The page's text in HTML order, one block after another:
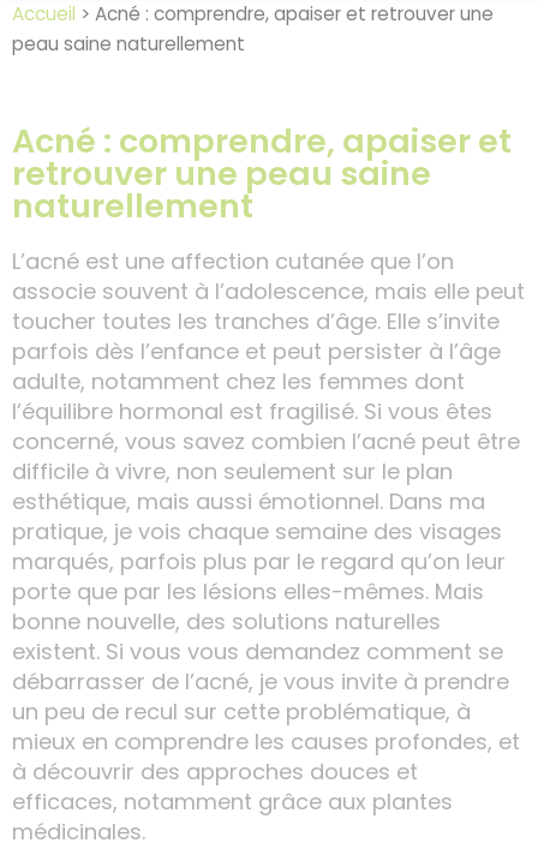
Accueil > Acné : comprendre, apaiser et retrouver une
peau saine naturellement
Acné : comprendre, apaiser et
retrouver une peau saine
naturellement
L’acné est une affection cutanée que l’on
associe souvent à l’adolescence, mais elle peut
toucher toutes les tranches d’âge. Elle s’invite
parfois dès l’enfance et peut persister à l’âge
adulte, notamment chez les femmes dont
l’équilibre hormonal est fragilisé. Si vous êtes
concerné, vous savez combien l’acné peut être
difficile à vivre, non seulement sur le plan
esthétique, mais aussi émotionnel. Dans ma
pratique, je vois chaque semaine des visages
marqués, parfois plus par le regard qu’on leur
porte que par les lésions elles-mêmes. Mais
bonne nouvelle, des solutions naturelles
existent. Si vous vous demandez comment se
débarrasser de l’acné, je vous invite à prendre
un peu de recul sur cette problématique, à
mieux en comprendre les causes profondes, et
à découvrir des approches douces et
efficaces, notamment grâce aux plantes
médicinales.